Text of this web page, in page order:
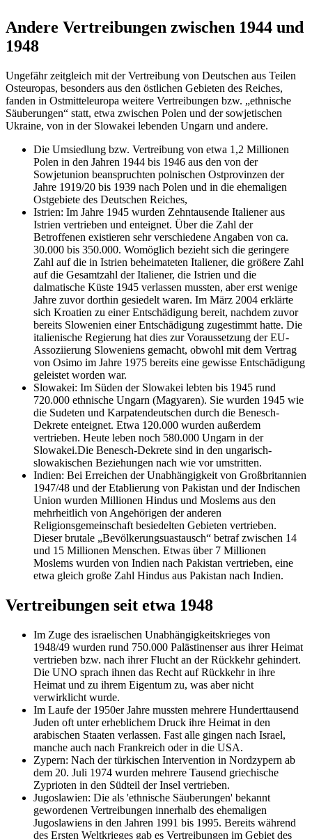
Andere Vertreibungen zwischen 1944 und
1948
Ungefähr zeitgleich mit der Vertreibung von Deutschen aus Teilen
Osteuropas, besonders aus den östlichen Gebieten des Reiches,
fanden in Ostmitteleuropa weitere Vertreibungen bzw.
ethnische
Säuberungen
statt, etwa zwischen Polen und der sowjetischen
Ukraine, von in der Slowakei lebenden Ungarn und andere.
Die Umsiedlung bzw. Vertreibung von etwa 1,2 Millionen
Polen in den Jahren 1944 bis 1946 aus den von der
Sowjetunion beanspruchten polnischen Ostprovinzen der
Jahre 1919/20 bis 1939 nach Polen und in die ehemaligen
Ostgebiete des Deutschen Reiches,
Istrien: Im Jahre 1945 wurden Zehntausende Italiener aus
Istrien vertrieben und enteignet. Über die Zahl der
Betroffenen existieren sehr verschiedene Angaben von ca.
30.000 bis 350.000. Womöglich bezieht sich die geringere
Zahl auf die in Istrien beheimateten Italiener, die größere Zahl
auf die Gesamtzahl der Italiener, die Istrien und die
dalmatische Küste 1945 verlassen mussten, aber erst wenige
Jahre zuvor dorthin gesiedelt waren. Im März 2004 erklärte
sich Kroatien zu einer Entschädigung bereit, nachdem zuvor
bereits Slowenien einer Entschädigung zugestimmt hatte. Die
italienische Regierung hat dies zur Voraussetzung der EU-
Assoziierung Sloweniens gemacht, obwohl mit dem Vertrag
von Osimo im Jahre 1975 bereits eine gewisse Entschädigung
geleistet worden war.
Slowakei: Im Süden der Slowakei lebten bis 1945 rund
720.000 ethnische Ungarn (Magyaren). Sie wurden 1945 wie
die Sudeten und Karpatendeutschen durch die Benesch-
Dekrete enteignet. Etwa 120.000 wurden außerdem
vertrieben. Heute leben noch 580.000 Ungarn in der
Slowakei.Die Benesch-Dekrete sind in den ungarisch-
slowakischen Beziehungen nach wie vor umstritten.
Indien: Bei Erreichen der Unabhängigkeit von Großbritannien
1947/48 und der Etablierung von Pakistan und der Indischen
Union wurden Millionen Hindus und Moslems aus den
mehrheitlich von Angehörigen der anderen
Religionsgemeinschaft besiedelten Gebieten vertrieben.
Dieser brutale
Bevölkerungsuastausch
betraf zwischen 14
und 15 Millionen Menschen. Etwas über 7 Millionen
Moslems wurden von Indien nach Pakistan vertrieben, eine
etwa gleich große Zahl Hindus aus Pakistan nach Indien.
Vertreibungen seit etwa 1948
Im Zuge des israelischen Unabhängigkeitskrieges von
1948/49 wurden rund 750.000 Palästinenser aus ihrer Heimat
vertrieben bzw. nach ihrer Flucht an der Rückkehr gehindert.
Die UNO sprach ihnen das Recht auf Rückkehr in ihre
Heimat und zu ihrem Eigentum zu, was aber nicht
verwirklicht wurde.
Im Laufe der 1950er Jahre mussten mehrere Hunderttausend
Juden oft unter erheblichem Druck ihre Heimat in den
arabischen Staaten verlassen. Fast alle gingen nach Israel,
manche auch nach Frankreich oder in die USA.
Zypern: Nach der türkischen Intervention in Nordzypern ab
dem 20. Juli 1974 wurden mehrere Tausend griechische
Zyprioten in den Südteil der Insel vertrieben.
Jugoslawien: Die als 'ethnische Säuberungen' bekannt
gewordenen Vertreibungen innerhalb des ehemaligen
Jugoslawiens in den Jahren 1991 bis 1995. Bereits während
des Ersten Weltkrieges gab es Vertreibungen im Gebiet des